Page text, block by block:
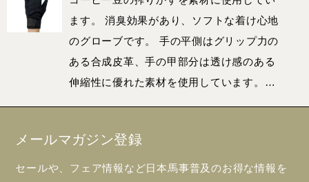
ます。 消臭効果があり、ソフトな着け心地
のグローブです。 手の平側はグリップ力の
ある合成皮革、手の甲部分は透け感のある
伸縮性に優れた素材を使用しています。…
メールマガジン登録
セールや、フェア情報など日本馬事普及のお得な情報を